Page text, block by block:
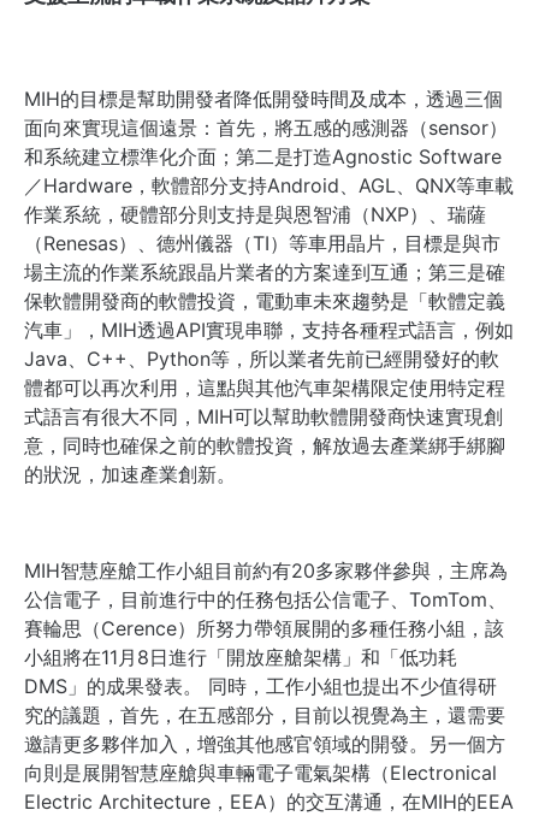
MIH的目標是幫助開發者降低開發時間及成本，透過三個
面向來實現這個遠景：首先，將五感的感測器（sensor）
和系統建立標準化介面；第二是打造Agnostic Software
／Hardware，軟體部分支持Android、AGL、QNX等車載
作業系統，硬體部分則支持是與恩智浦（NXP）、瑞薩
（Renesas） 、德州儀器（TI） 等車用晶片，目標是與市
場主流的作業系統跟晶片業者的方案達到互通；第三是確
保軟體開發商的軟體投資 ， 電動車未來趨勢是「軟體定義
汽車」，MIH透過API實現串聯， 支持各種程式語言， 例如
Java、C++、Python等，所以業者先前已經開發好的軟
體都可以再次利用，這點與其他汽車架構限定使用特定程
式語言有很大不同，MIH可以幫助軟體開發商快速實現創
意，同時也確保之前的軟體投資，解放過去產業綁手綁腳
的狀況，加速產業創新。
MIH智慧座艙工作小組目前約有20多家夥伴參與 ， 主席為
公信電子，目前進行中的任務包括公信電子、 TomTom、
賽輪思 （Cerence） 所努力帶領展開的多種任務小組 ，該
小組將在11月8日進行「開放座艙架構」 和「低功耗
DMS」的成果發表。
同時，工作小組也提出不少值得研
究的議題，首先，在五感部分，目前以視覺為主，還需要
邀請更多夥伴加入，增強其他感官領域的開發。 另一個方
向則是展開智慧座艙與車輛電子電氣架構（Electronical
Electric Architecture，EEA） 的交互溝通 ， 在MIH的EEA